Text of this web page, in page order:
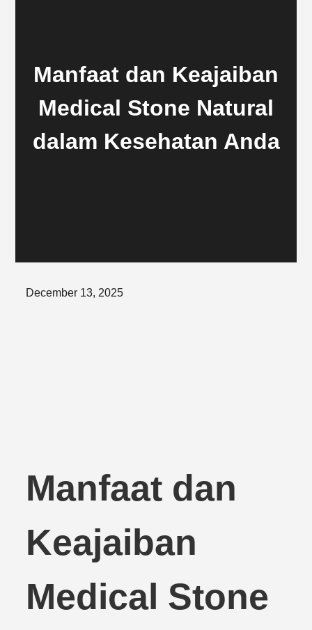
Manfaat dan Keajaiban
Medical Stone Natural
dalam Kesehatan Anda
Posted
December 13, 2025
Manfaat dan
Keajaiban
Medical Stone